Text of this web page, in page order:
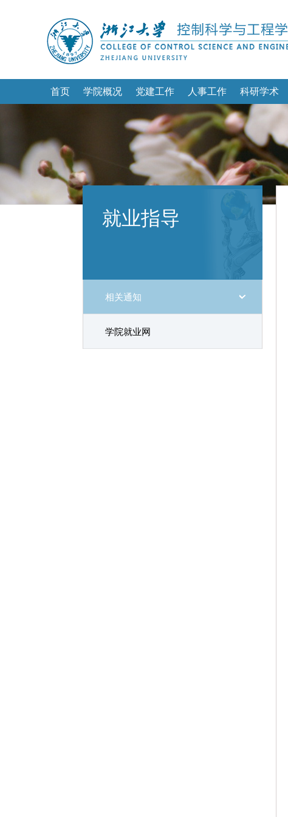
首页 学院概况 党建工作 人事工作 科研学术
就业指导
相关通知
学院就业网